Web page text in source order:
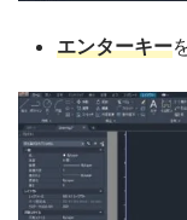
エンターキー